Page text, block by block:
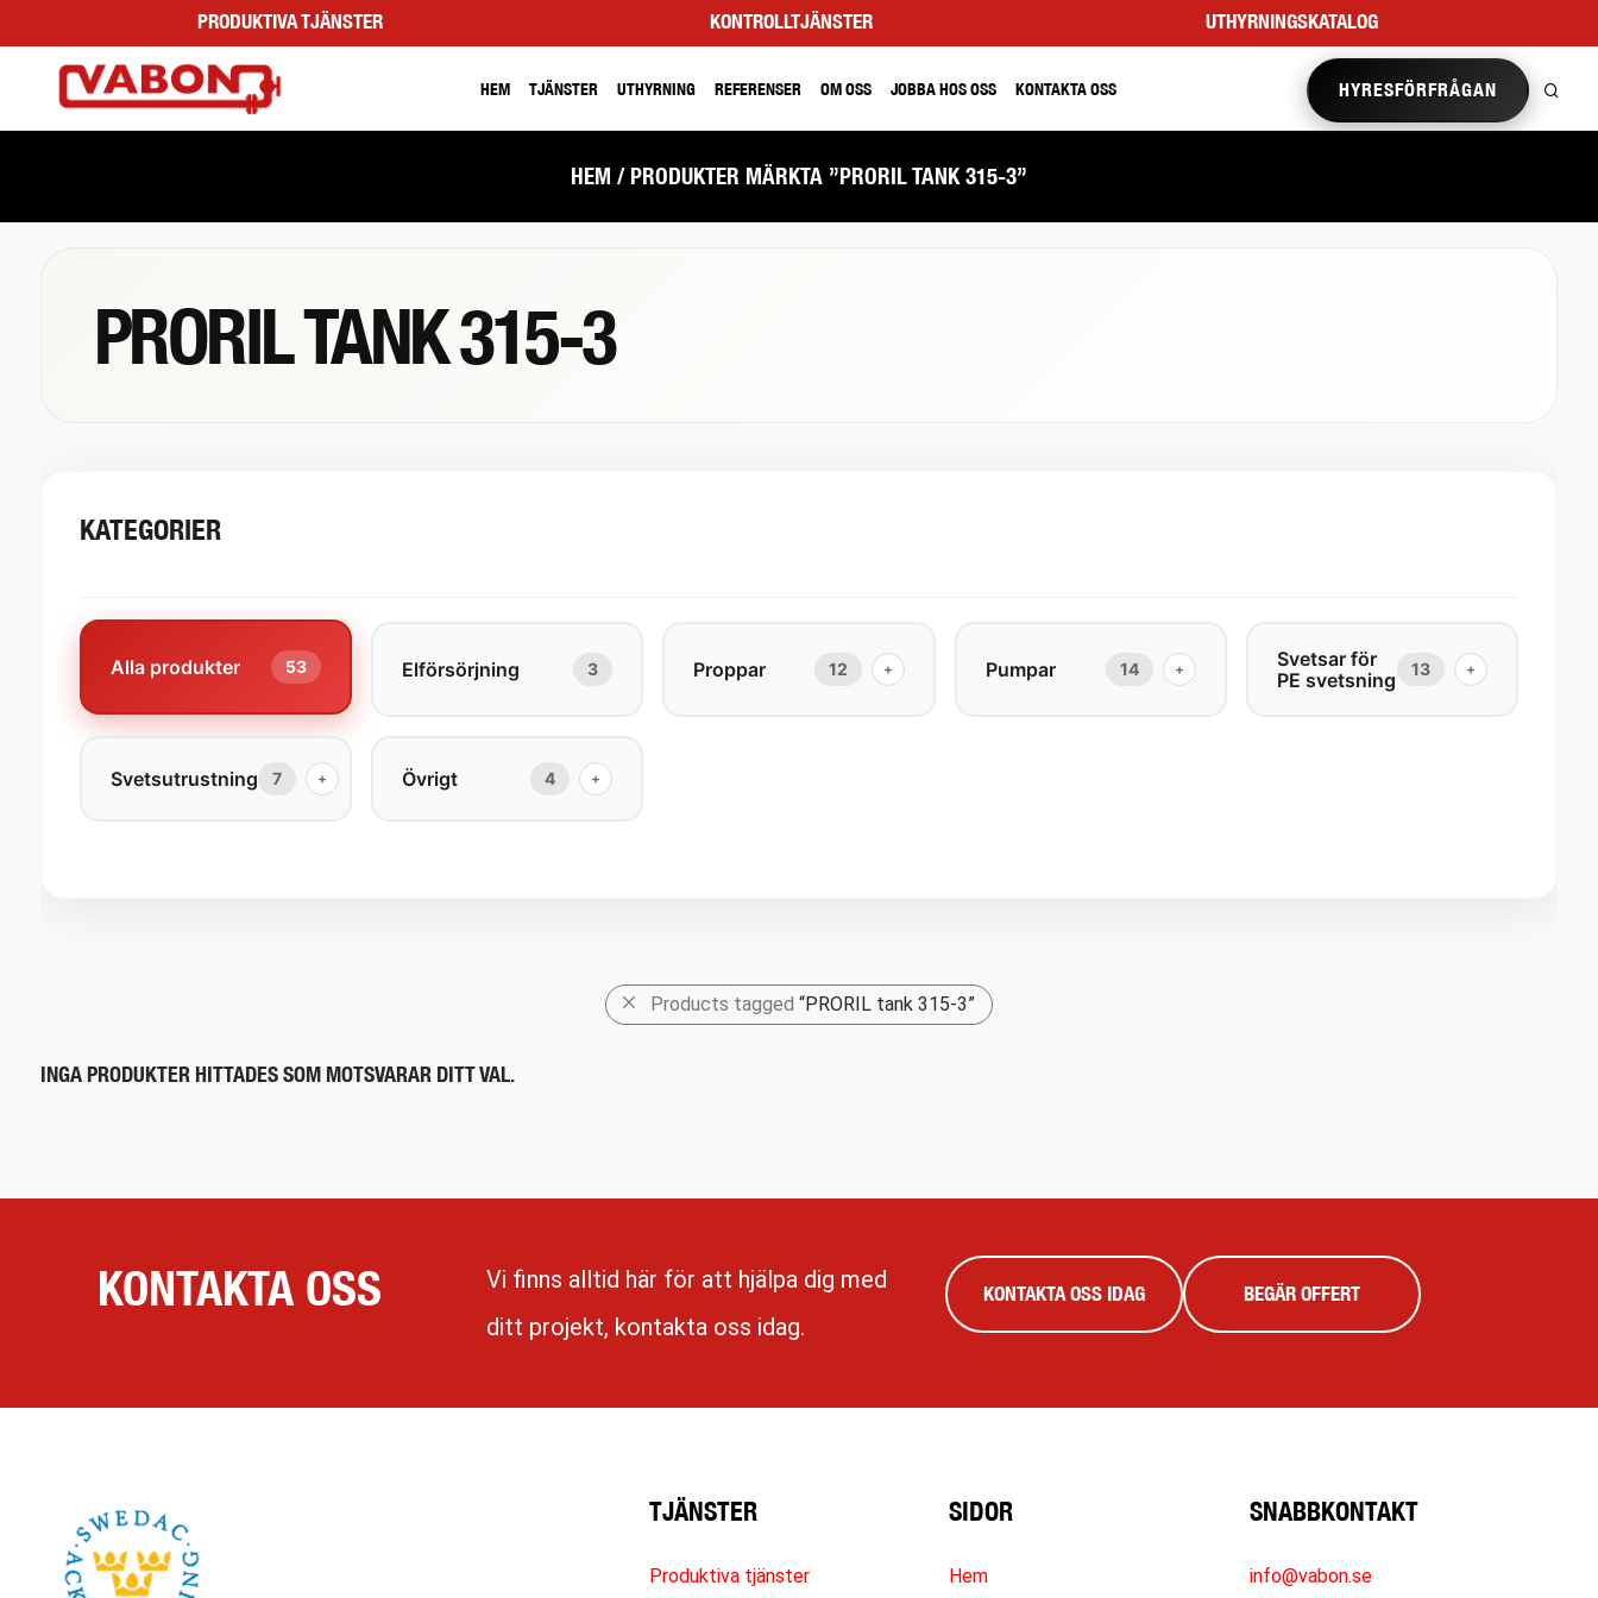
PRODUKTIVA TJÄNSTER KONTROLLTJÄNSTER UTHYRNINGSKATALOG
HEM TJÄNSTER UTHYRNING REFERENSER OM OSS JOBBA HOS OSS KONTAKTA OSS HYRESFÖRFRÅGAN
HEM / PRODUKTER MÄRKTA ”PRORIL TANK 315-3”
PRORIL TANK 315-3
KATEGORIER
Alla produkter 53 Elförsörjning 3 Proppar 12 + Pumpar 14 +
Svetsar för
PE svetsning
13 +
Svetsutrustning 7 + Övrigt 4 +
Products tagged “PRORIL tank 315-3”
INGA PRODUKTER HITTADES SOM MOTSVARAR DITT VAL.
KONTAKTA OSS
Vi finns alltid här för att hjälpa dig med
ditt projekt, kontakta oss idag.
KONTAKTA OSS IDAG BEGÄR OFFERT
TJÄNSTER
Produktiva tjänster
SIDOR
Hem
SNABBKONTAKT
info@vabon.se